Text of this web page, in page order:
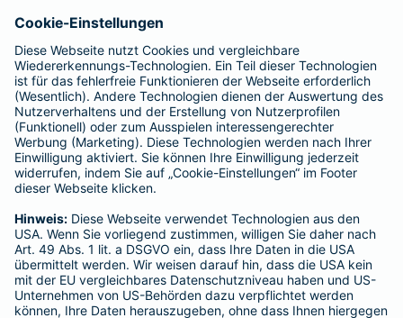
Barmenia ist Teil der BarmeniaGothaer
BELIEBTE SEITEN
Kranken-Zusatzversicherung
Tierversicherungen
Haftpflichtversicherung
Hausratversicherung
Adresse ändern
Schaden melden
Kilometerstandsmeldung
Serviceübersicht